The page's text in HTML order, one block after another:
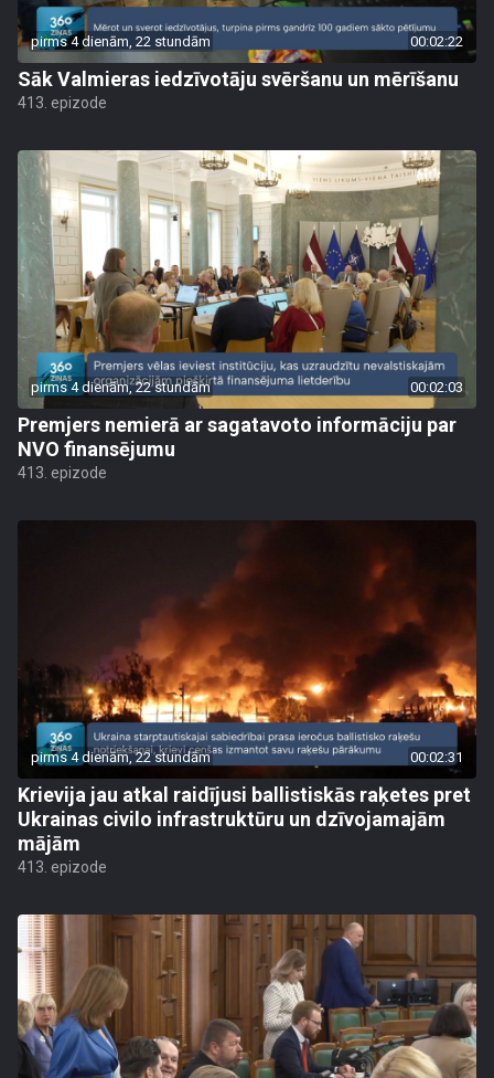
pirms 4 dienām, 22 stundām 00:02:22
Sāk Valmieras iedzīvotāju svēršanu un mērīšanu
413. epizode
pirms 4 dienām, 22 stundām 00:02:03
Premjers nemierā ar sagatavoto informāciju par
NVO finansējumu
413. epizode
pirms 4 dienām, 22 stundām 00:02:31
Krievija jau atkal raidījusi ballistiskās raķetes pret
Ukrainas civilo infrastruktūru un dzīvojamajām
mājām
413. epizode